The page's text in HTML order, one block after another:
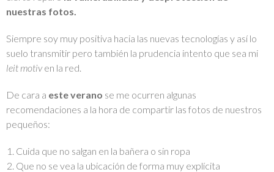
nuestras fotos.
Siempre soy muy positiva hacia las nuevas tecnologías y así lo
suelo transmitir pero también la prudencia intento que sea mi
leit motiven la red.
De cara a este verano se me ocurren algunas
recomendaciones a la hora de compartir las fotos de nuestros
pequeños:
Cuida que no salgan en la bañera o sin ropa
Que no se vea la ubicación de forma muy explícita